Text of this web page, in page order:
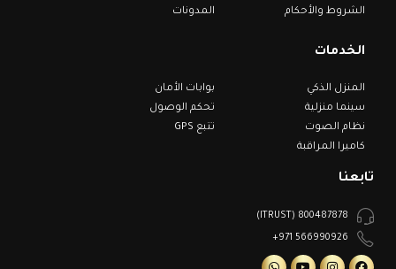
الشروط والأحكام
المدونات
الخدمات
المنزل الذكي
سينما منزلية
نظام الصوت
كاميرا المراقبة
بوابات الأمان
تحكم الوصول
تتبع GPS
تابعنا
800487878 (ITRUST)
566990926 971+